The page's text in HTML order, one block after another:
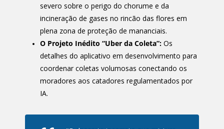
severo sobre o perigo do chorume e da
incineração de gases no rincão das flores em
plena zona de proteção de mananciais.
O Projeto Inédito “Uber da Coleta”: Os
detalhes do aplicativo em desenvolvimento para
coordenar coletas volumosas conectando os
moradores aos catadores regulamentados por
IA.